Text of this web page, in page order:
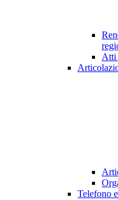
Atti
Telefono